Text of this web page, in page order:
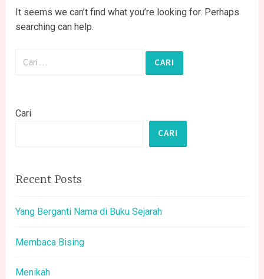
It seems we can’t find what you’re looking for. Perhaps
searching can help.
Cari
CARI
Recent Posts
Yang Berganti Nama di Buku Sejarah
Membaca Bising
Menikah